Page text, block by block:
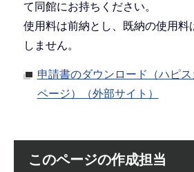
て同館にお持ちください。
使用料は前納とし、既納の使用料
しません。
申請書のダウンロード（ハピ
ページ）（外部サイト）
このページの作成担当